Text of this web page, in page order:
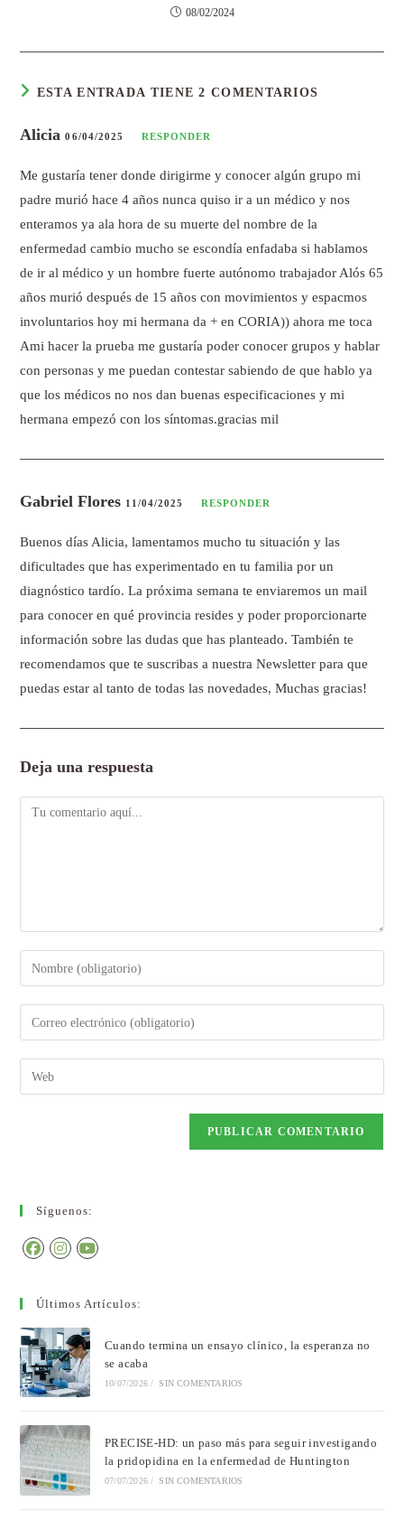
08/02/2024
ESTA ENTRADA TIENE 2 COMENTARIOS
Alicia06/04/2025 RESPONDER
Me gustaría tener donde dirigirme y conocer algún grupo mi
padre murió hace 4 años nunca quiso ir a un médico y nos
enteramos ya ala hora de su muerte del nombre de la
enfermedad cambio mucho se escondía enfadaba si hablamos
de ir al médico y un hombre fuerte autónomo trabajador Alós 65
años murió después de 15 años con movimientos y espacmos
involuntarios hoy mi hermana da + en CORIA)) ahora me toca
Ami hacer la prueba me gustaría poder conocer grupos y hablar
con personas y me puedan contestar sabiendo de que hablo ya
que los médicos no nos dan buenas especificaciones y mi
hermana empezó con los síntomas.gracias mil
Gabriel Flores 11/04/2025 RESPONDER
Buenos días Alicia, lamentamos mucho tu situación y las
dificultades que has experimentado en tu familia por un
diagnóstico tardío. La próxima semana te enviaremos un mail
para conocer en qué provincia resides y poder proporcionarte
información sobre las dudas que has planteado. También te
recomendamos que te suscribas a nuestra Newsletter para que
puedas estar al tanto de todas las novedades, Muchas gracias!
Deja una respuesta
Síguenos:
Últimos Artículos:
Cuando termina un ensayo clínico, la esperanza no
se acaba
10/07/2026 / SIN COMENTARIOS
PRECISE-HD: un paso más para seguir investigando
la pridopidina en la enfermedad de Huntington
07/07/2026 / SIN COMENTARIOS